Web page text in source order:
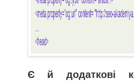
Є й додаткові